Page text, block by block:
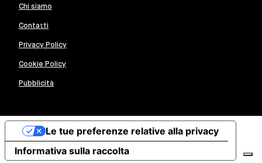
Chi siamo
Contatti
Privacy Policy
Cookie Policy
Pubblicità
Informativa sulla raccolta
Le tue preferenze relative alla privacy